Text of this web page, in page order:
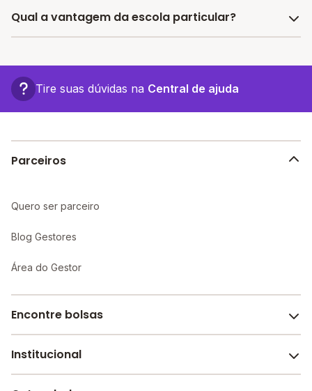
As escolas com mensalidades mais baratas de Paulista
Qual a vantagem da escola particular?
completa e recursos educacionais mais avançados,
proporcionando um ambiente propício ao
Tire suas dúvidas na Central de ajuda
Parceiros
Quero ser parceiro
Blog Gestores
Área do Gestor
Encontre bolsas
Melhores escolas de São Paulo
Institucional